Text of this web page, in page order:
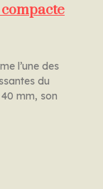
l’une des
du
mm, son